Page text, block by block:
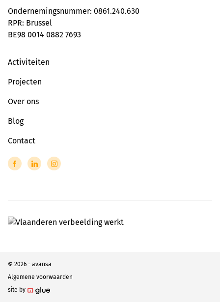
Ondernemingsnummer: 0861.240.630
RPR: Brussel
BE98 0014 0882 7693
Activiteiten
Projecten
Over ons
Blog
Contact
© 2026 - avansa
Algemene voorwaarden
site by